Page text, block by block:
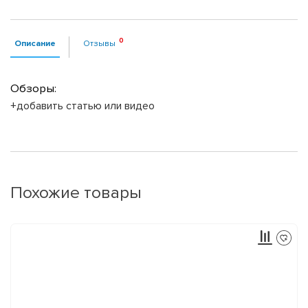
Описание Отзывы
Обзоры:
+добавить статью или видео
Похожие товары